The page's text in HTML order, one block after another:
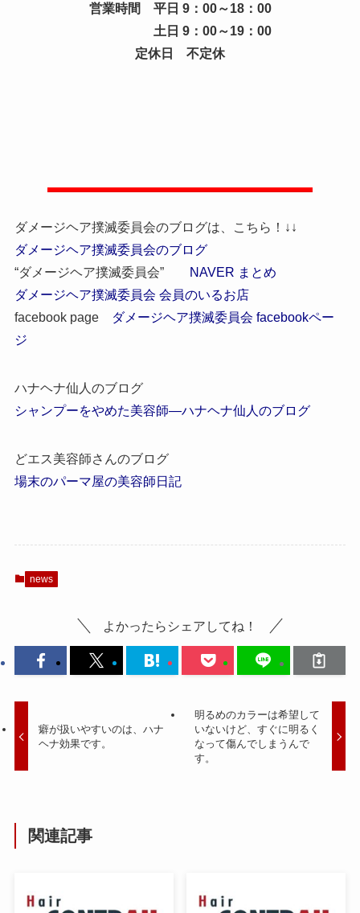
営業時間 平日 9：00～18：00
土日 9：00～19：00
定休日 不定休
ダメージヘア撲滅委員会のブログは、こちら！↓↓
ダメージヘア撲滅委員会のブログ
“ダメージヘア撲滅委員会”
NAVER まとめ
ダメージヘア撲滅委員会 会員のいるお店
facebook page
ダメージヘア撲滅委員会 facebookペー
ジ
ハナヘナ仙人のブログ
シャンプーをやめた美容師―ハナヘナ仙人のブログ
どエス美容師さんのブログ
場末のパーマ屋の美容師日記
news
よかったらシェアしてね！
癖が扱いやすいのは、ハナ
ヘナ効果です。
明るめのカラーは希望して
いないけど、すぐに明るく
なって傷んでしまうんで
す。
関連記事